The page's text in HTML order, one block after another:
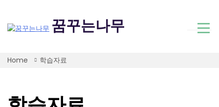
content
꿈꾸는나무
Home 학습자료